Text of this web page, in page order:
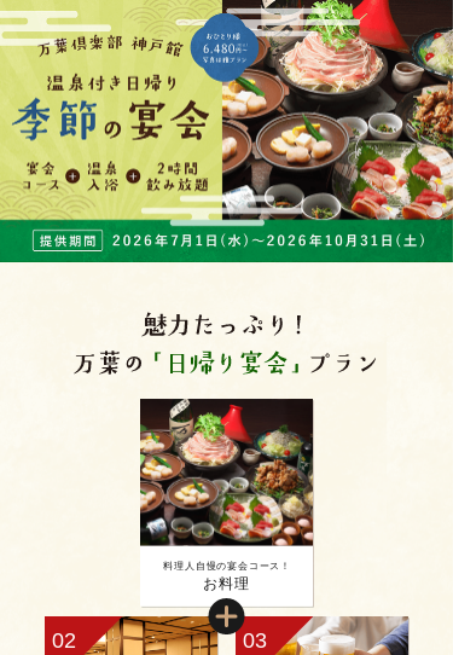
料理人自慢の宴会コース！
お料理
02 03